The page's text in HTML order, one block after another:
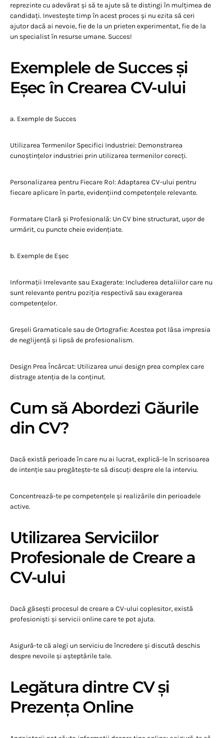
reprezinte cu adevărat și să te ajute să te distingi în mulțimea de
candidați. Investește timp în acest proces și nu ezita să ceri
ajutor dacă ai nevoie, fie de la un prieten experimentat, fie de la
un specialist în resurse umane. Succes!
Exemplele de Succes și
Eșec în Crearea CV-ului
a. Exemple de Succes
Utilizarea Termenilor Specifici Industriei: Demonstrarea
cunoștințelor industriei prin utilizarea termenilor corecți.
Personalizarea pentru Fiecare Rol: Adaptarea CV-ului pentru
fiecare aplicare în parte, evidențiind competențele relevante.
Formatare Clară și Profesională: Un CV bine structurat, ușor de
urmărit, cu puncte cheie evidențiate.
b. Exemple de Eșec
Informații Irrelevante sau Exagerate: Includerea detaliilor care nu
sunt relevante pentru poziția respectivă sau exagerarea
competențelor.
Greșeli Gramaticale sau de Ortografie: Acestea pot lăsa impresia
de neglijență și lipsă de profesionalism.
Design Prea Încărcat: Utilizarea unui design prea complex care
distrage atenția de la conținut.
Cum să Abordezi Găurile
din CV?
Dacă există perioade în care nu ai lucrat, explică-le în scrisoarea
de intenție sau pregătește-te să discuți despre ele la interviu.
Concentrează-te pe competențele și realizările din perioadele
active.
Utilizarea Serviciilor
Profesionale de Creare a
CV-ului
Dacă găsești procesul de creare a CV-ului coplesitor, există
profesioniști și servicii online care te pot ajuta.
Asigură-te că alegi un serviciu de încredere și discută deschis
despre nevoile și așteptările tale.
Legătura dintre CV și
Prezența Online